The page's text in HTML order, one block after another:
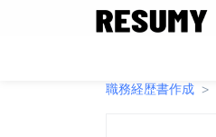
職務経歴書作成